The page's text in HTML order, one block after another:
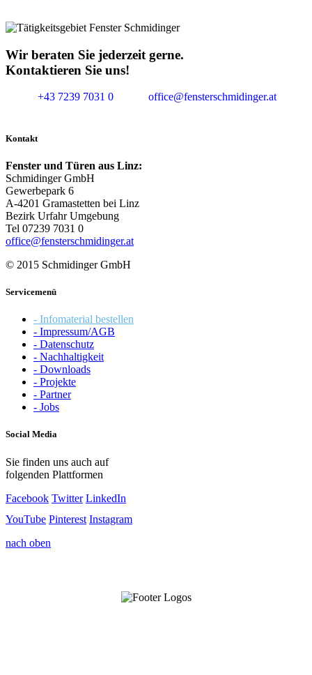
Wir beraten Sie jederzeit gerne.
Kontaktieren Sie uns!
+43 7239 7031 0 office@fensterschmidinger.at
Kontakt
Fenster und Türen aus Linz:
Schmidinger GmbH
Gewerbepark 6
A-4201 Gramastetten bei Linz
Bezirk Urfahr Umgebung
Tel 07239 7031 0
office@fensterschmidinger.at
© 2015 Schmidinger GmbH
Servicemenü
- Infomaterial bestellen
- Impressum/AGB
- Datenschutz
- Nachhaltigkeit
- Downloads
- Projekte
- Partner
- Jobs
Social Media
Sie finden uns auch auf
folgenden Plattformen
Facebook Twitter LinkedIn
YouTube Pinterest Instagram
nach oben